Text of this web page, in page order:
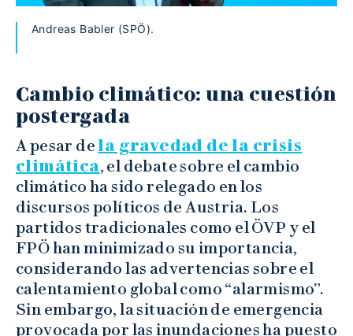
Andreas Babler (SPÖ).
Cambio climático: una cuestión
postergada
A pesar dela gravedad de la crisis
climática, el debate sobre el cambio
climático ha sido relegado en los
discursos políticos de Austria. Los
partidos tradicionales como el ÖVP y el
FPÖ han minimizado su importancia,
considerando las advertencias sobre el
calentamiento global como “alarmismo”.
Sin embargo, la situación de emergencia
provocada por las inundaciones ha puesto